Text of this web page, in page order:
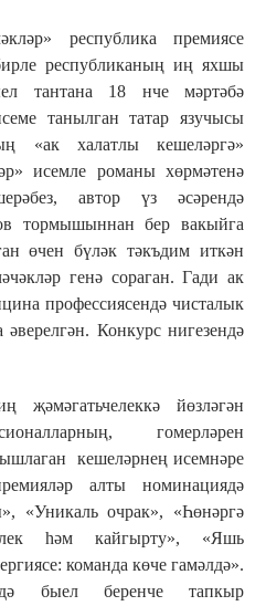
республика премиясе
республиканың иң яхшы
тантана 18 нче мәртәбә
танылган татар язучысы
«ак халатлы кешеләргә»
исемле романы хөрмәтенә
автор үз әсәрендә
тормышыннан бер вакыйга
өчен бүләк тәкъдим иткән
генә сораган. Гади ак
профессиясендә чисталык
Конкурс нигезендә
йөзләгән
гомерләрен
кешеләрнең исемнәре
алты номинациядә
«Уникаль очрак», «Һөнәргә
һәм кайгырту», «Яшь
команда көче гамәлдә».
быел беренче тапкыр